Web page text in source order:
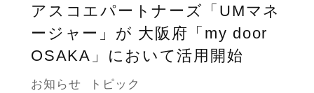
アスコエパートナーズ「UMマネ
ージャー」が 大阪府「my door
OSAKA」において活用開始
お知らせ トピック